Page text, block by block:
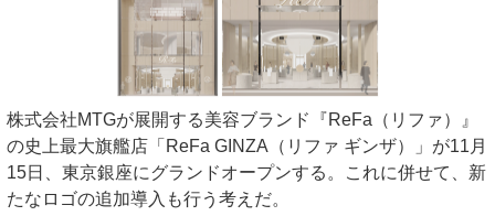
株式会社MTGが展開する美容ブランド『ReFa（リファ）』
の史上最大旗艦店「ReFa GINZA（リファ ギンザ）」が11月
15日、東京銀座にグランドオープンする。これに併せて、新
たなロゴの追加導入も行う考えだ。